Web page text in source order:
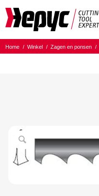
Home / Winkel / Zagen en ponsen /